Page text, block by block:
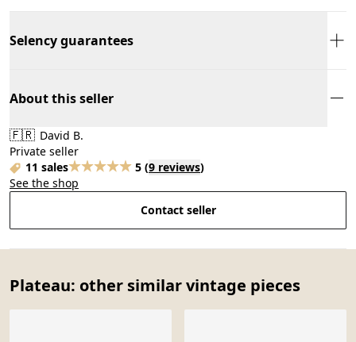
Selency guarantees
About this seller
🇫🇷 David B.
Private seller
11 sales
5 (9 reviews)
See the shop
Contact seller
Plateau: other similar vintage pieces